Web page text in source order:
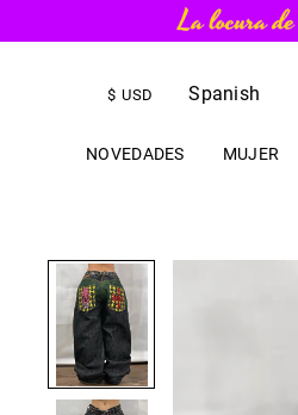
$ USD Spanish
NOVEDADES MUJER